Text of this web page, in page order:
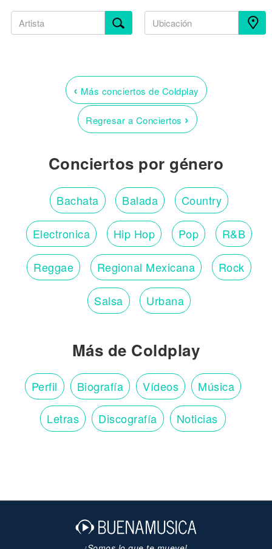
‹ Más conciertos de Coldplay
Regresar a Conciertos ›
Conciertos por género
Bachata Balada Country
Electronica Hip Hop Pop R&B
Reggae Regional Mexicana Rock
Salsa Urbana
Más de Coldplay
Perfil Biografía Vídeos Música
Letras Discografía Noticias